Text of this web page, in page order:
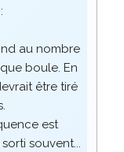
au nombre
boule. En
être tiré
est
souvent...